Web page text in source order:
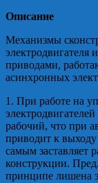
Описание
Механизмы
приводами,
асинхронных
1. При работе на
рабочий, что при
приводит к выходу
самым заставляет
конструкции.
принципе лишена